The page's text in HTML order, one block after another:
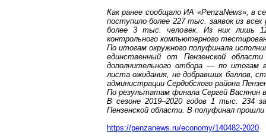
Как ранее сообщало ИА «PenzaNews», в
поступилоболее 227 тыс. заявокиз
более 3 тыс. человек. Из них лишь
контрольного компьютерного
По итогам окружного полуфинала
единственный от Пензенской
дополнительного отбора — по итогам
листа ожидания, не добравших баллов,
администрации Сердобского района
По результатам финала Сергей Васянин
В сезоне 2019–2020 годов 1 тыс. 234
Пензенской области. В полуфинал прошли
https://penzanews.ru/economy/140482-2020